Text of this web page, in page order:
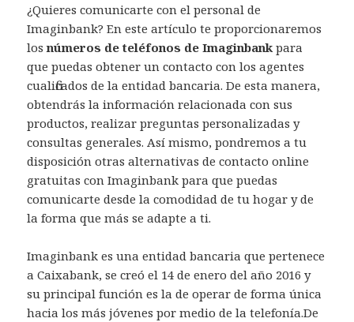
¿Quieres comunicarte con el personal de
Imaginbank? En este artículo te proporcionaremos
losnúmeros de teléfonos de Imaginbank para
que puedas obtener un contacto con los agentes
cualificados de la entidad bancaria. De esta manera,
obtendrás la información relacionada con sus
productos, realizar preguntas personalizadas y
consultas generales. Así mismo, pondremos a tu
disposición otras alternativas de contacto online
gratuitas con Imaginbank para que puedas
comunicarte desde la comodidad de tu hogar y de
la forma que más se adapte a ti.
Imaginbank es una entidad bancaria que pertenece
a Caixabank, se creó el 14 de enero del año 2016 y
su principal función es la de operar de forma única
hacia los más jóvenes por medio de la telefonía.De